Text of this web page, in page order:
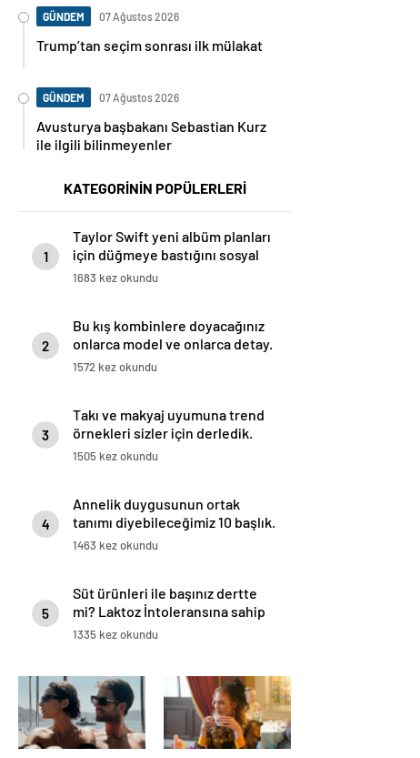
GÜNDEM 07 Ağustos 2026
Trump’tan seçim sonrası ilk mülakat
GÜNDEM 07 Ağustos 2026
Avusturya başbakanı Sebastian Kurz
ile ilgili bilinmeyenler
KATEGORİNİN POPÜLERLERİ
1
Taylor Swift yeni albüm planları
için düğmeye bastığını sosyal
medyadan duyurdu!
1683 kez okundu
2
Bu kış kombinlere doyacağınız
onlarca model ve onlarca detay.
1572 kez okundu
3
Takı ve makyaj uyumuna trend
örnekleri sizler için derledik.
1505 kez okundu
4
Annelik duygusunun ortak
tanımı diyebileceğimiz 10 başlık.
1463 kez okundu
5
Süt ürünleri ile başınız dertte
mi? Laktoz İntoleransına sahip
olabilirsiniz!
1335 kez okundu